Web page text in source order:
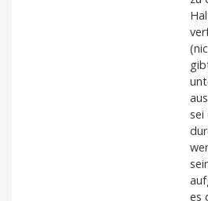
sei
es